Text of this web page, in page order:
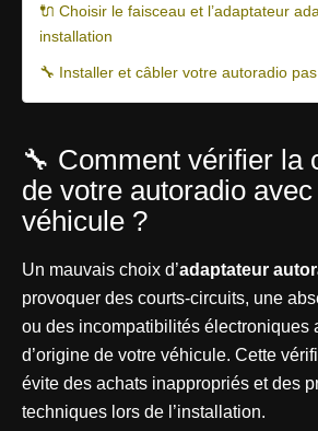
🔌 Choisir le faisceau et l’adaptateur
installation
🔧 Installer et câbler votre autoradio
🔧 Comment vérifier la
de votre autoradio
véhicule ?
Un mauvais choix d’adaptateur
provoquer des courts-circuits, une
ou des incompatibilités électroniques
d’origine de votre véhicule. Cette
évite des achats inappropriés et des
techniques lors de l’installation.